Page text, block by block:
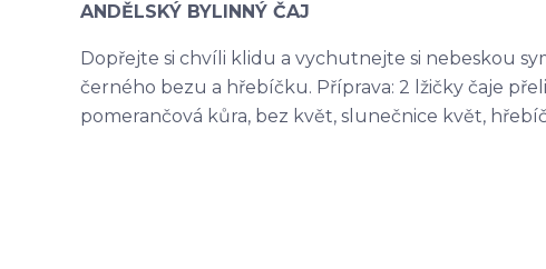
ANDĚLSKÝ BYLINNÝ ČAJ
Dopřejte si chvíli klidu a vychutnejte si nebeskou
černého bezu a hřebíčku. Příprava: 2 lžičky čaje
pomerančová kůra, bez květ, slunečnice květ,